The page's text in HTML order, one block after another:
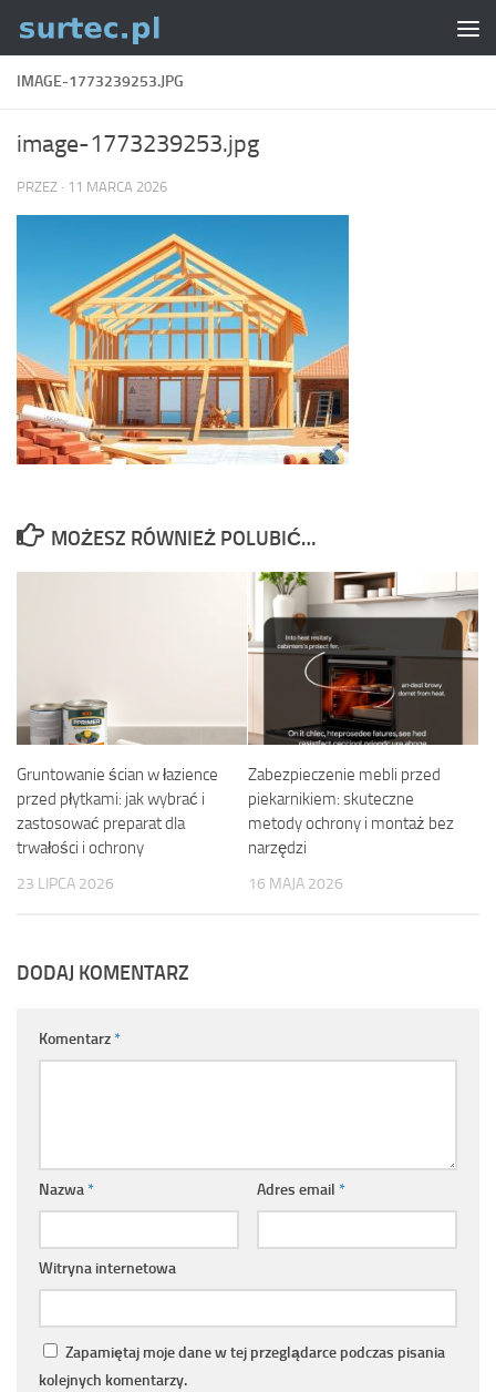
Skip to content
IMAGE-1773239253.JPG
image-1773239253.jpg
PRZEZ · 11 MARCA 2026
MOŻESZ RÓWNIEŻ POLUBIĆ…
Gruntowanie ścian w łazience
przed płytkami: jak wybrać i
zastosować preparat dla
trwałości i ochrony
23 LIPCA 2026
Zabezpieczenie mebli przed
piekarnikiem: skuteczne
metody ochrony i montaż bez
narzędzi
16 MAJA 2026
DODAJ KOMENTARZ
Komentarz*
Nazwa* Adres email *
Witryna internetowa
Zapamiętaj moje dane w tej przeglądarce podczas pisania
kolejnych komentarzy.